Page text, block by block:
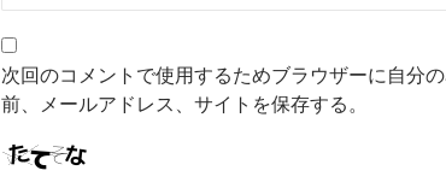
次回のコメントで使用するためブラウザーに自分の
前、メールアドレス、サイトを保存する。